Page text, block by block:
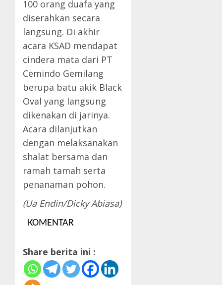
100 orang duafa yang
diserahkan secara
langsung. Di akhir
acara KSAD mendapat
cindera mata dari PT
Cemindo Gemilang
berupa batu akik Black
Oval yang langsung
dikenakan di jarinya.
Acara dilanjutkan
dengan melaksanakan
shalat bersama dan
ramah tamah serta
penanaman pohon.
(Ua Endin/Dicky Abiasa)
KOMENTAR
Share berita ini :